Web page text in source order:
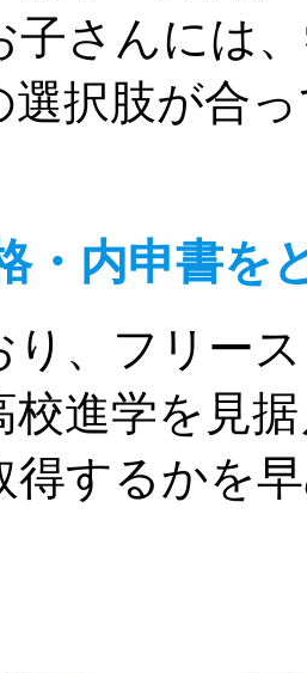
子さんには
選択肢が合
・内申書を
り、フリー
校進学を見
得するかを